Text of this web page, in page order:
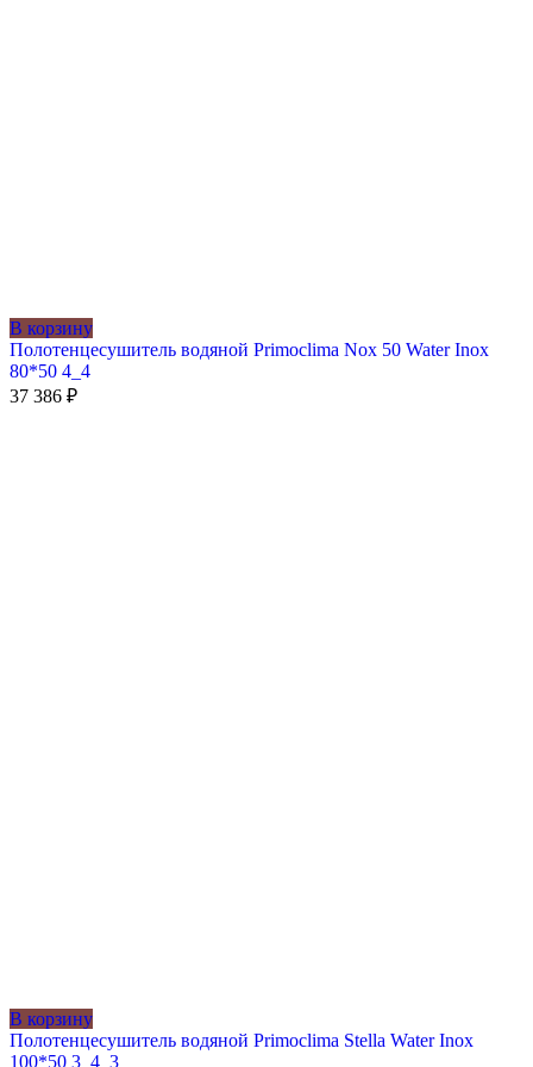
В корзину
Полотенцесушитель водяной Primoclima Nox 50 Water Inox
80*50 4_4
37 386 ₽
В корзину
Полотенцесушитель водяной Primoclima Stella Water Inox
100*50 3_4_3